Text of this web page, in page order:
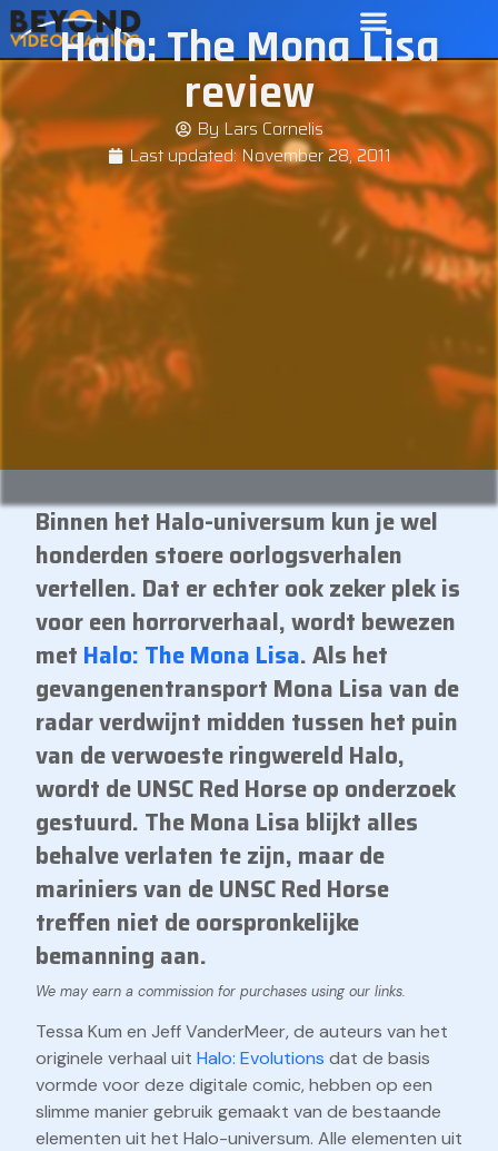
Halo: The Mona Lisa
review
By Lars Cornelis
Last updated:November 28, 2011
Binnen het Halo-universum kun je wel
honderden stoere oorlogsverhalen
vertellen. Dat er echter ook zeker plek is
voor een horrorverhaal, wordt bewezen
met Halo: The Mona Lisa. Als het
gevangenentransport Mona Lisa van de
radar verdwijnt midden tussen het puin
van de verwoeste ringwereld Halo,
wordt de UNSC Red Horse op onderzoek
gestuurd. The Mona Lisa blijkt alles
behalve verlaten te zijn, maar de
mariniers van de UNSC Red Horse
treffen niet de oorspronkelijke
bemanning aan.
Tessa Kum en Jeff VanderMeer, de auteurs van het
originele verhaal uit Halo: Evolutions dat de basis
vormde voor deze digitale comic, hebben op een
slimme manier gebruik gemaakt van de bestaande
elementen uit het Halo-universum. Alle elementen uit